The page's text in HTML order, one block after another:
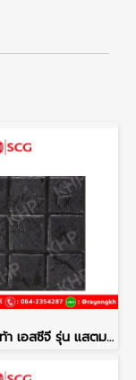
แผ่นปูทางเท้า เอสซีจี รุ่น แสตมป์เพฟ ลายโคโม่ สีดำ